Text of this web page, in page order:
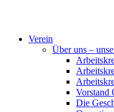
Verein
Über uns –
Vorstand
Die